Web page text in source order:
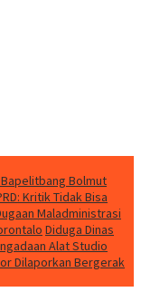
Bapelitbang Bolmut
Kritik Tidak Bisa
Maladministrasi
Diduga Dinas
Alat Studio
Dilaporkan Bergerak